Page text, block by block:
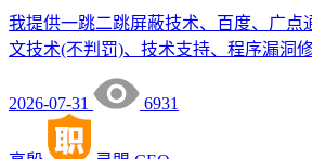
我提供一跳二跳屏蔽技术、百度、广点
文技术(不判罚)、技术支持、程序漏洞
2026-07-31 6931